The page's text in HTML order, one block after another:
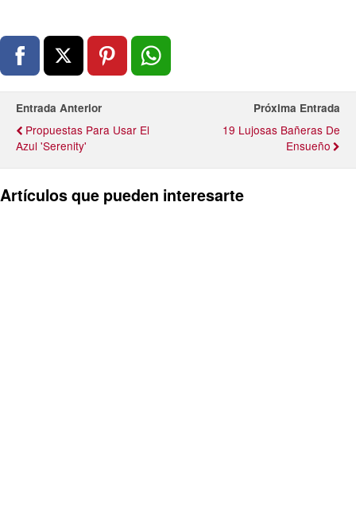
Entrada Anterior
Propuestas Para Usar El
Azul 'Serenity'
Próxima Entrada
19 Lujosas Bañeras De
Ensueño
Artículos que pueden interesarte